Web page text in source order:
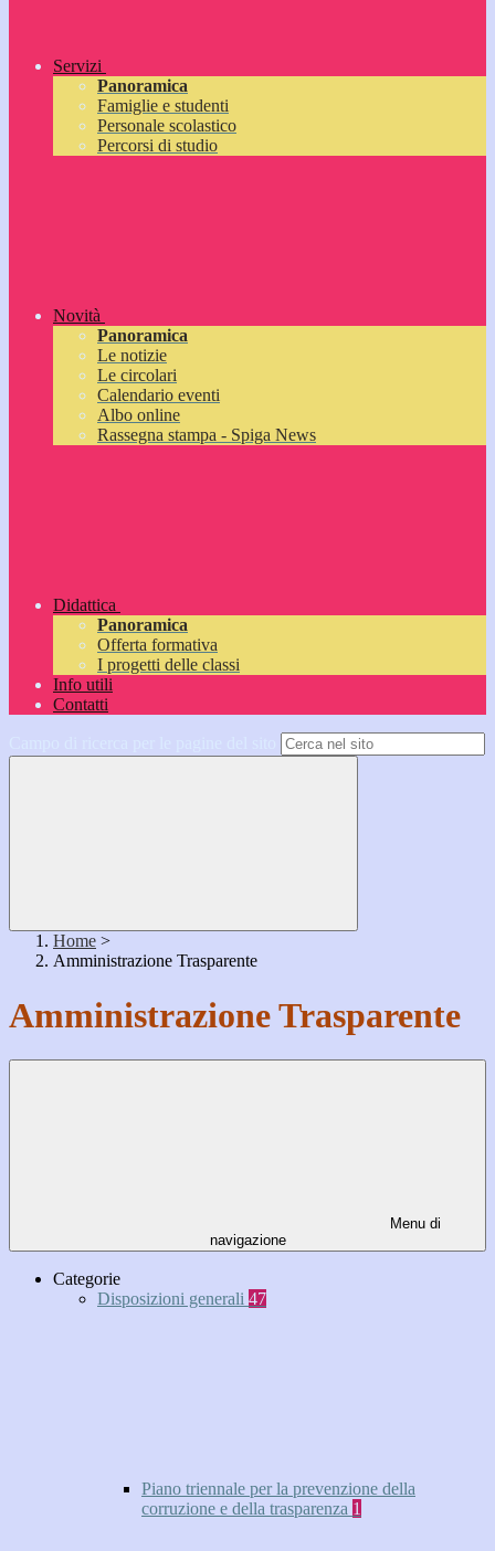
Servizi
Panoramica
Famiglie e studenti
Personale scolastico
Percorsi di studio
Novità
Panoramica
Le notizie
Le circolari
Calendario eventi
Albo online
Rassegna stampa - Spiga News
Didattica
Panoramica
Offerta formativa
I progetti delle classi
Info utili
Contatti
Home >
Amministrazione Trasparente
Amministrazione Trasparente
Menu di
navigazione
Categorie
Disposizioni generali 47
Piano triennale per la prevenzione della
corruzione e della trasparenza 1